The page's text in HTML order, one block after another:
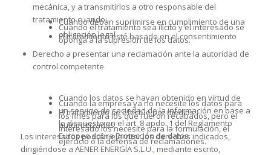
Cuando deban suprimirse en cumplimiento de una
obligación legal
Cuando los datos se hayan obtenido en virtud de
un servicio de sociedad de la información en base a
lo dispuesto en el art. 8 apdo. 1 del Reglamento
Europeo sobre Protección de datos.
Cuando el tratamiento sea ilícito y el interesado se
oponga a la supresión de los datos.
Cuando la empresa ya no necesite los datos para
los fines para los que fueron recabados, pero el
interesado los necesite para la formulación, el
ejercicio o la defensa de reclamaciones.
mecánica, y a transmitirlos a otro responsable del
tratamiento cuando:
El tratamiento esté basado en el consentimiento
El tratamiento se efectúe por medios
automatizados
Derecho a presentar una reclamación ante la autoridad de
control competente
Los interesados podrán ejercitar los derechos indicados,
dirigiéndose a AENER ENERGÍA S.L.U., mediante escrito,